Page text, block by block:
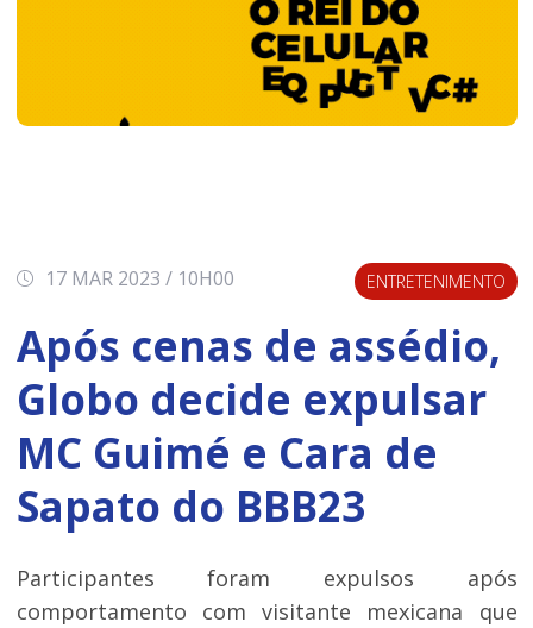
17 MAR 2023 / 10H00 ENTRETENIMENTO
Após cenas de assédio,
Globo decide expulsar
MC Guimé e Cara de
Sapato do BBB23
Participantes foram expulsos após
comportamento com visitante mexicana que